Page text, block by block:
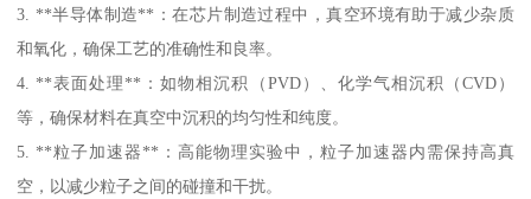
3. **半导体制造**：在芯片制造过程中，真空环境有助于减少杂质
和氧化，确保工艺的准确性和良率。
4. **表面处理**：如物相沉积（PVD）、化学气相沉积（CVD）
等，确保材料在真空中沉积的均匀性和纯度。
5. **粒子加速器**：高能物理实验中，粒子加速器内需保持高真
空，以减少粒子之间的碰撞和干扰。